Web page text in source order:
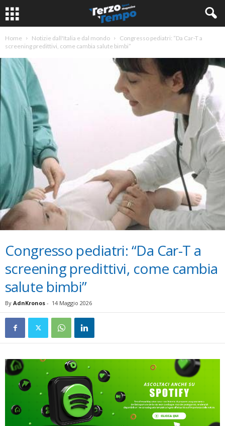
Home Notizie dall'Italia e dal mondo
Congresso pediatri: “Da Car-T a
screening predittivi, come cambia salute bimbi”
Congresso pediatri: “Da Car-T a
screening predittivi, come cambia
salute bimbi”
By AdnKronos - 14 Maggio 2026